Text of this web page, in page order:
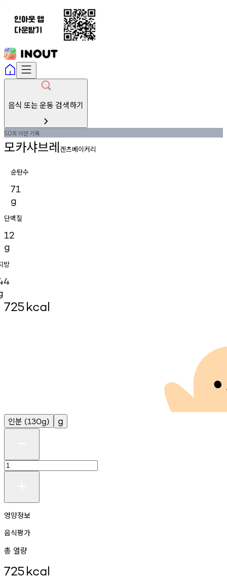
음식 또는 운동 검색하기
50회 미만기록
모카샤브레겐츠베이커리
순탄수
71
g
단백질
12
g
방
725kcal
인분 (130g) g
영양정보
음식평가
총 열량
725kcal